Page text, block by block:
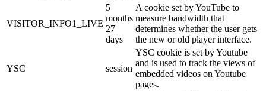
VISITOR_INFO1_LIVE
5
months
27
days
A cookie set by YouTube to
measure bandwidth that
determines whether the user gets
the new or old player interface.
YSC session
YSC cookie is set by Youtube
and is used to track the views of
embedded videos on Youtube
pages.